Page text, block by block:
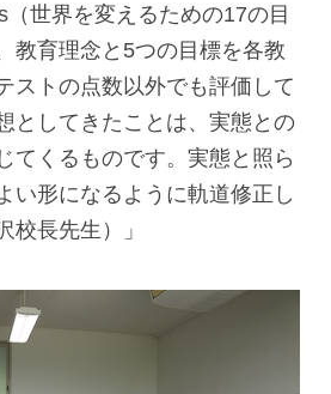
世界を変えるための17の目
教育理念と5つの目標を各教
ストの点数以外でも評価して
としてきたことは、実態との
てくるものです。実態と照ら
い形になるように軌道修正し
校長先生）」